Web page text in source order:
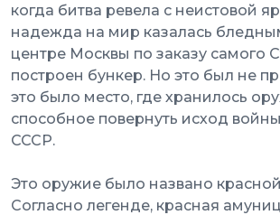
когда битва ревела с неистовой
надежда на мир казалась
центре Москвы по заказу самого
построен бункер. Но это был не
это было место, где хранилось
способное повернуть исход
СССР.
Это оружие было названо
Согласно легенде, красная